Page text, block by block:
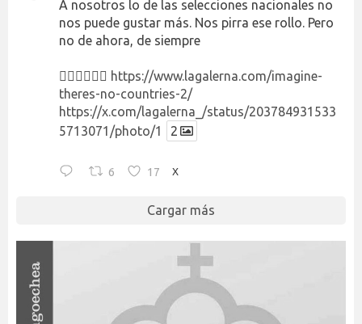
A nosotros lo de las selecciones nacionales no
nos puede gustar más. Nos pirra ese rollo. Pero
no de ahora, de siempre
👉🏻👉🏻👉🏻 https://www.lagalerna.com/imagine-
theres-no-countries-2/
https://x.com/lagalerna_/status/203784931533
5713071/photo/1
2
6 17 X
Cargar más